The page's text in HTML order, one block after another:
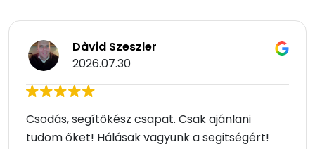
Dàvid Szeszler
2026.07.30
Csodás, segítőkész csapat. Csak ajánlani
tudom őket! Hálásak vagyunk a segitségért!